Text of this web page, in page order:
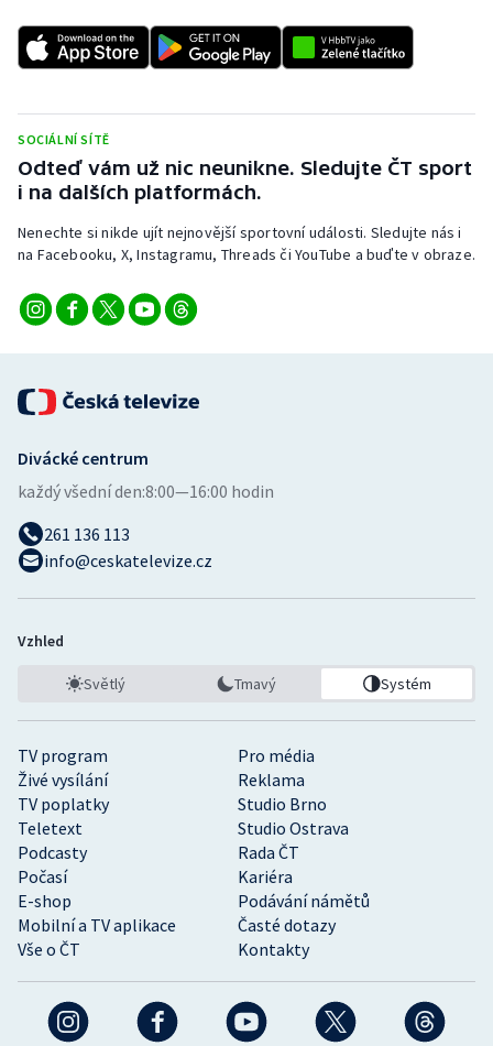
Sportovní střelba
Stolní tenis
Triatlon
Veslování
Vodní slalom
SOCIÁLNÍ SÍTĚ
Odteď vám už nic neunikne. Sledujte ČT sport
i na dalších platformách.
Nenechte si nikde ujít nejnovější sportovní události. Sledujte nás i
na Facebooku, X, Instagramu, Threads či YouTube a buďte v obraze.
TV program
Pro média
Živé vysílání
Reklama
TV poplatky
Studio Brno
Teletext
Studio Ostrava
Podcasty
Rada ČT
Počasí
Kariéra
E-shop
Podávání námětů
Mobilní a TV aplikace
Časté dotazy
Vše o ČT
Kontakty
Divácké centrum
každý všední den:8:00—16:00 hodin
261 136 113
info@ceskatelevize.cz
Vzhled
Světlý Tmavý Systém